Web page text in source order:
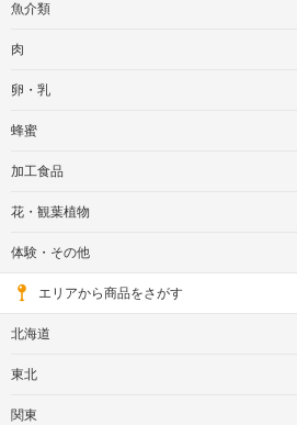
魚介類
肉
卵・乳
蜂蜜
加工食品
花・観葉植物
体験・その他
エリアから商品をさがす
北海道
東北
関東